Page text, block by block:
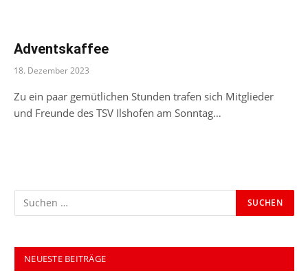
Adventskaffee
18. Dezember 2023
Zu ein paar gemütlichen Stunden trafen sich Mitglieder
und Freunde des TSV Ilshofen am Sonntag…
NEUESTE BEITRÄGE